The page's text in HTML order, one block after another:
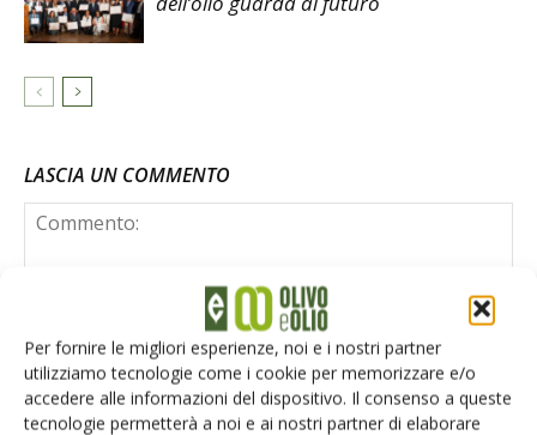
Per fornire le migliori esperienze, noi e i nostri partner
utilizziamo tecnologie come i cookie per memorizzare e/o
accedere alle informazioni del dispositivo. Il consenso a queste
tecnologie permetterà a noi e ai nostri partner di elaborare
LASCIA UN COMMENTO